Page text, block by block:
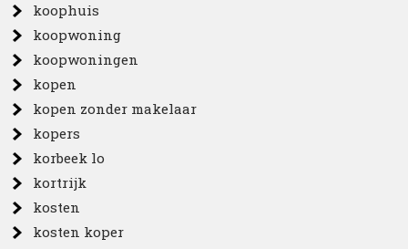
koophuis
koopwoning
koopwoningen
kopen
kopen zonder makelaar
kopers
korbeek lo
kortrijk
kosten
kosten koper